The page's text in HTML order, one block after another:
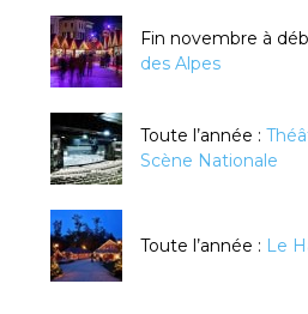
Fin novembre à
des Alpes
Toute l’année :
Scène Nationale
Toute l’année : Le